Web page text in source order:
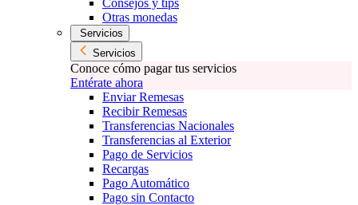
Consejos y tips
Otras monedas
Servicios
Servicios
Conoce cómo pagar tus servicios
Entérate ahora
Enviar Remesas
Recibir Remesas
Transferencias Nacionales
Transferencias al Exterior
Pago de Servicios
Recargas
Pago Automático
Pago sin Contacto